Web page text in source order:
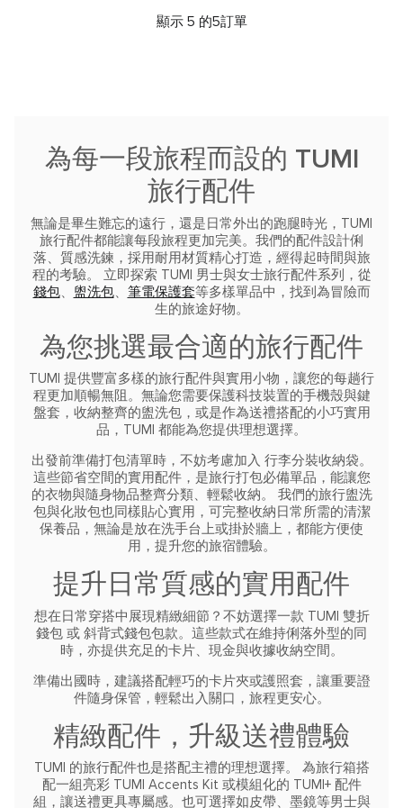
顯示 5 的5訂單
為每一段旅程而設的 TUMI
旅行配件
無論是畢生難忘的遠行，還是日常外出的跑腿時光，TUMI
旅行配件都能讓每段旅程更加完美。我們的配件設計俐
落、質感洗鍊，採用耐用材質精心打造，經得起時間與旅
程的考驗。
立即探索 TUMI 男士與女士旅行配件系列，從
錢包、 盥洗包、 筆電保護套等多樣單品中，找到為冒險而
生的旅途好物。
為您挑選最合適的旅行配件
TUMI 提供豐富多樣的旅行配件與實用小物，讓您的每趟行
程更加順暢無阻。無論您需要保護科技裝置的手機殼與鍵
盤套，收納整齊的盥洗包，或是作為送禮搭配的小巧實用
品，TUMI 都能為您提供理想選擇。
出發前準備打包清單時，不妨考慮加入 行李分裝收納袋。
這些節省空間的實用配件，是旅行打包必備單品，能讓您
的衣物與隨身物品整齊分類、輕鬆收納。
我們的旅行盥洗
包與化妝包也同樣貼心實用，可完整收納日常所需的清潔
保養品，無論是放在洗手台上或掛於牆上，都能方便使
用，提升您的旅宿體驗。
提升日常質感的實用配件
想在日常穿搭中展現精緻細節？不妨選擇一款 TUMI 雙折
錢包 或 斜背式錢包包款。這些款式在維持俐落外型的同
時，亦提供充足的卡片、現金與收據收納空間。
準備出國時，建議搭配輕巧的卡片夾或護照套，讓重要證
件隨身保管，輕鬆出入關口，旅程更安心。
精緻配件，升級送禮體驗
TUMI 的旅行配件也是搭配主禮的理想選擇。
為旅行箱搭
配一組亮彩 TUMI Accents Kit 或模組化的 TUMI+ 配件
組，讓送禮更具專屬感。也可選擇如皮帶、墨鏡等男士與